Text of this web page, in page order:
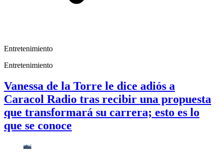
Entretenimiento
Entretenimiento
Vanessa de la Torre le dice adiós a
Caracol Radio tras recibir una propuesta
que transformará su carrera; esto es lo
que se conoce